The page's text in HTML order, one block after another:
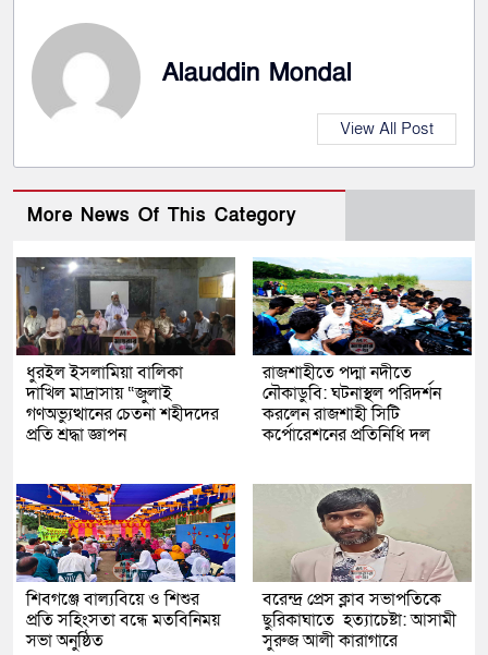
Alauddin Mondal
View All Post
More News Of This Category
ধুরইল ইসলামিয়া বালিকা
দাখিল মাদ্রাসায় “জুলাই
গণঅভ্যুত্থানের চেতনা শহীদদের
প্রতি শ্রদ্ধা জ্ঞাপন
রাজশাহীতে পদ্মা নদীতে
নৌকাডুবি: ঘটনাস্থল পরিদর্শন
করলেন রাজশাহী সিটি
কর্পোরেশনের প্রতিনিধি দল
শিবগঞ্জে বাল্যবিয়ে ও শিশুর
প্রতি সহিংসতা বন্ধে মতবিনিময়
সভা অনুষ্ঠিত
বরেন্দ্র প্রেস ক্লাব সভাপতিকে
ছুরিকাঘাতে হত্যাচেষ্টা: আসামী
সুরুজ আলী কারাগারে